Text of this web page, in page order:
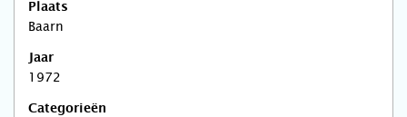
Plaats
Baarn
Jaar
1972
Categorieën